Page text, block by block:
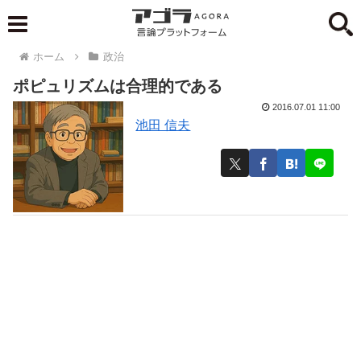
ホーム 政治
ポピュリズムは合理的である
池田 信夫
2016.07.01 11:00